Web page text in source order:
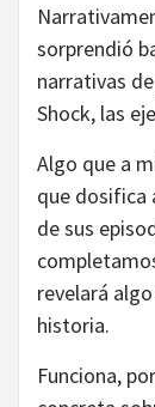
sorprendió
narrativas
Shock, las
Algo que a
que dosifica
de sus
revelará
historia.
Funciona,